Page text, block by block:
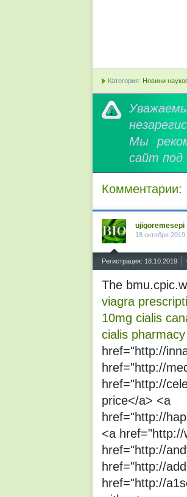
Категория: Новини
Мы
сайт под
Комментарии:
ujigoremesepi
18 октября 2019
Регистрация: 18.10.2019
The
viagra
10mg cialis
cialis pharmacy
href="http://
href="http://
href="http://
price</a> <a
href="http://
<a href="http://
href="http://
href="http://
href="http://